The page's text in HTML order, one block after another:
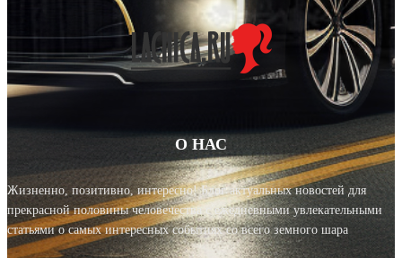
О НАС
Жизненно, позитивно, интересно! Блог актуальных новостей для
прекрасной половины человечества с ежедневными увлекательными
статьями о самых интересных событиях со всего земного шара